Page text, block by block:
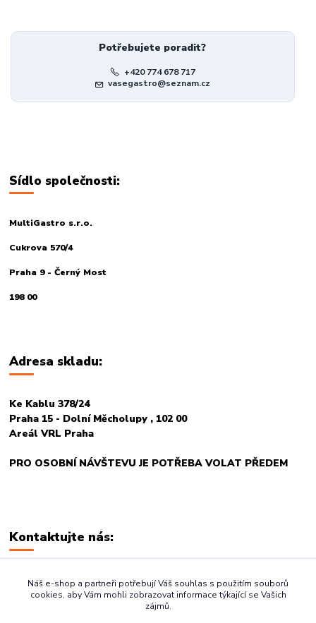
Potřebujete poradit?
+420 774 678 717
vasegastro@seznam.cz
Sídlo společnosti:
MultiGastro s.r.o.
Cukrova 570/4
Praha 9 - Černý Most
198 00
Adresa skladu:
Ke Kablu 378/24
Praha 15 - Dolní Měcholupy , 102 00
Areál VRL Praha
PRO OSOBNÍ NÁVŠTEVU JE POTŘEBA VOLAT PŘEDEM
Kontaktujte nás:
+420 774 678 717
Náš e-shop a partneři potřebují Váš souhlas s použitím souborů
cookies, aby Vám mohli zobrazovat informace týkající se Vašich
zájmů.